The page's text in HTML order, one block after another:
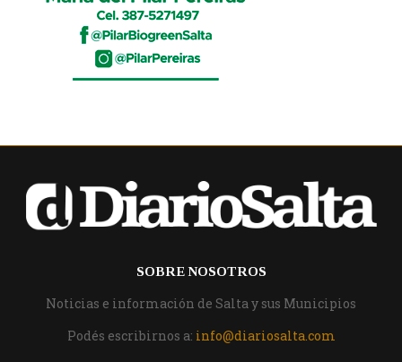
SOBRE NOSOTROS
Noticias e información de Salta y sus Municipios
Podés escribirnos a: info@diariosalta.com